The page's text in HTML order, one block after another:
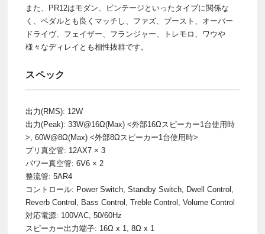
また、PR12はモダン、ビンテージといったタイプに関係な
く、ペダルとも良くマッチし、ファズ、ブースト、オーバー
ドライヴ、フェイザー、フランジャー、トレモロ、ワウや
様々なディレイとも相性抜群です。
スペック
出力(RMS): 12W
出力(Peak): 33W@16Ω(Max) <外部16Ωスピーカー1台使用時
>, 60W@8Ω(Max) <外部8Ωスピーカー1台使用時>
プリ真空管: 12AX7 × 3
パワー真空管: 6V6 × 2
整流管: 5AR4
コントロール: Power Switch, Standby Switch, Dwell Control,
Reverb Control, Bass Control, Treble Control, Volume Control
対応電源: 100VAC, 50/60Hz
スピーカー出力端子: 16Ω x 1, 8Ω x 1